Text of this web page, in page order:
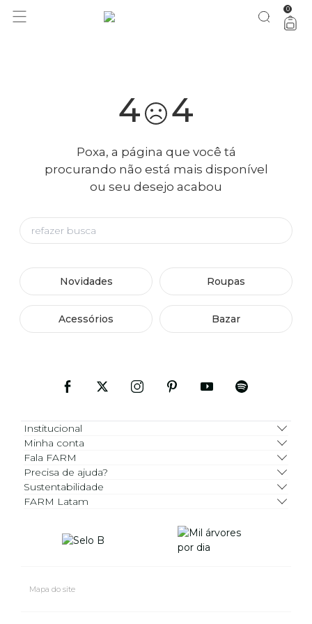
você merece 30% OFF pra comemorar com a gente aproveita! 0
4 4
Poxa, a página que você tá
procurando não está mais disponível
ou seu desejo acabou
Novidades Roupas
Acessórios Bazar
Institucional
Minha conta
Fala FARM
Precisa de ajuda?
Sustentabilidade
FARM Latam
Mapa do site